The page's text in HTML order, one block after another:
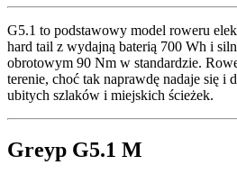
G5.1 to podstawowy model roweru
hard tail z wydajną baterią 700 Wh i
obrotowym 90 Nm w standardzie.
terenie, choć tak naprawdę nadaje się i
ubitych szlaków i miejskich ścieżek.
Greyp G5.1 M